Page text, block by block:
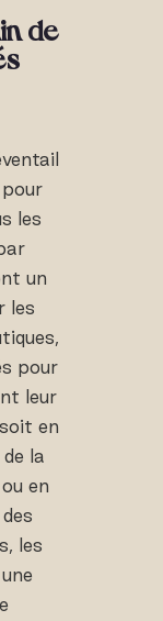
de
les
un
les
pour
leur
en
la
en
les